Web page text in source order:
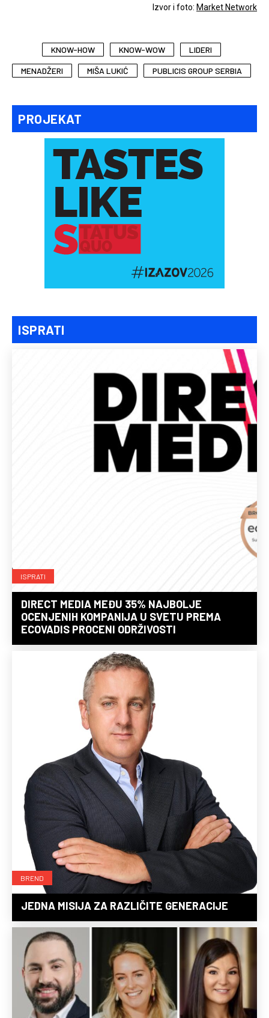
PROJEKAT
ISPRATI
ISPRATI
DIRECT MEDIA MEĐU 35% NAJBOLJE
OCENJENIH KOMPANIJA U SVETU PREMA
ECOVADIS PROCENI ODRŽIVOSTI
BREND
JEDNA MISIJA ZA RAZLIČITE GENERACIJE
Izvor i foto: Market Network
KNOW-HOW KNOW-WOW LIDERI
MENADŽERI MIŠA LUKIĆ PUBLICIS GROUP SERBIA